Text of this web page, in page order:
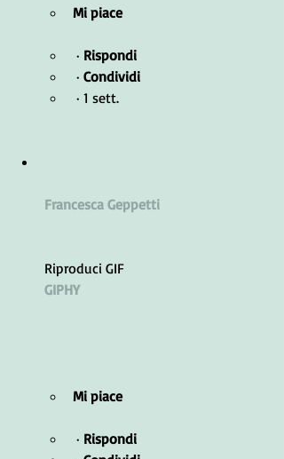
Mi piace
· Rispondi
· Condividi
· 1 sett.
Francesca Geppetti
Riproduci GIF
GIPHY
Mi piace
· Rispondi